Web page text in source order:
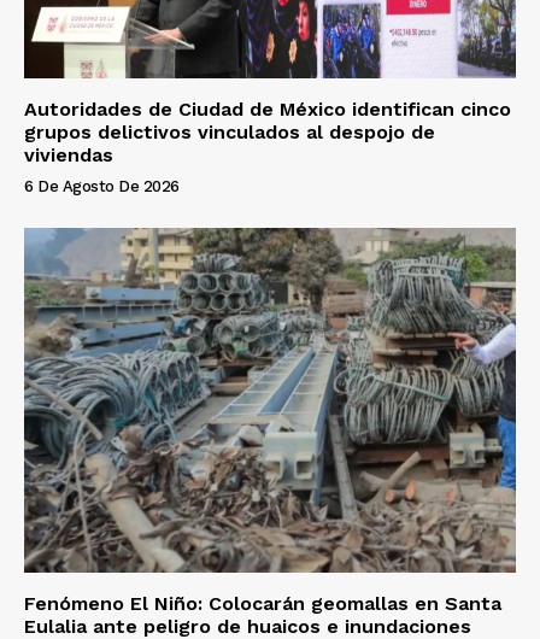
Autoridades de Ciudad de México identifican cinco
grupos delictivos vinculados al despojo de
viviendas
6 De Agosto De 2026
Fenómeno El Niño: Colocarán geomallas en Santa
Eulalia ante peligro de huaicos e inundaciones